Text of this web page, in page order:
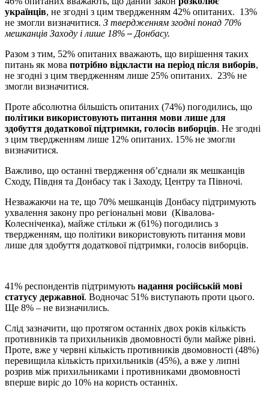
українців, не згодні з цим твердженням 42% опитаних. 13%
не змогли визначитися. З твердженням згодні понад 70%
мешканців Заходу і лише 18%– Донбасу.
Разом з тим, 52% опитаних вважають, що вирішення таких
питань як мова потрібно відкласти на період після виборів,
не згодні з цим твердженням лише 25% опитаних. 23% не
змогли визначитися.
Проте абсолютна більшість опитаних (74%) погодились, що
політики використовують питання мови лише для
здобуття додаткової підтримки, голосів виборців. Не згодні
з цим твердженням лише 12% опитаних. 15% не змогли
визначитися.
Важливо, що останні твердження об’єднали як мешканців
Сходу, Півдня та Донбасу так і Заходу, Центру та Півночі.
Незважаючи на те, що 70% мешканців Донбасу підтримують
ухвалення закону про регіональні мови (Ківалова-
Колесніченка), майже стільки ж (61%) погодились з
твердженням, що політики використовують питання мови
лише для здобуття додаткової підтримки, голосів виборців.
41% респондентів підтримують надання російській мові
статусу державної. Водночас 51% виступають проти цього.
Ще 8% – не визначились.
Слід зазначити, що протягом останніх двох років кількість
противників та прихильників двомовності були майже рівні.
Проте, вже у червні кількість противників двомовності (48%)
перевищила кількість прихильників (45%), а вже у липні
розрив між прихильниками і противниками двомовності
вперше виріс до 10% на користь останніх.